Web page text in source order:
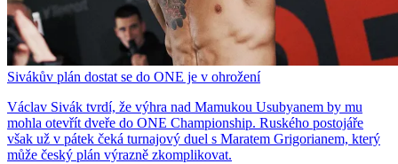
Sivákův plán dostat se do ONE je v ohrožení
Václav Sivák tvrdí, že výhra nad Mamukou Usubyanem by mu
mohla otevřít dveře do ONE Championship. Ruského postojáře
však už v pátek čeká turnajový duel s Maratem Grigorianem, který
může český plán výrazně zkomplikovat.